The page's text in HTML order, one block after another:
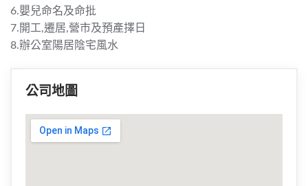
6.嬰兒命名及命批
7.開工,遷居,營市及預產擇日
8.辦公室陽居陰宅風水
公司地圖